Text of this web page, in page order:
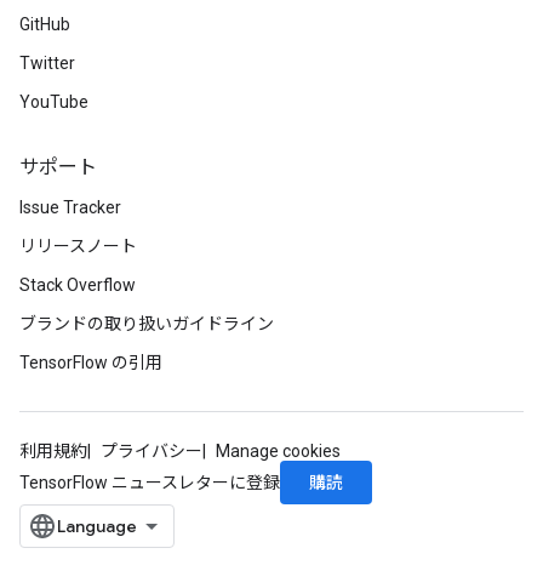
GitHub
Twitter
YouTube
サポート
Issue Tracker
リリースノート
Stack Overflow
ブランドの取り扱いガイドライン
TensorFlow の引用
利用規約 プライバシー
Manage cookies
TensorFlow ニュースレターに登録
購読